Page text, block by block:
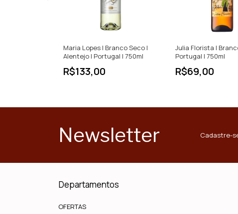
Maria Lopes | Branco Seco |
Alentejo | Portugal | 750ml
R$133,00
Julia Florista |
Portugal | 750ml
R$69,00
Newsletter Cadastre-
Departamentos
OFERTAS